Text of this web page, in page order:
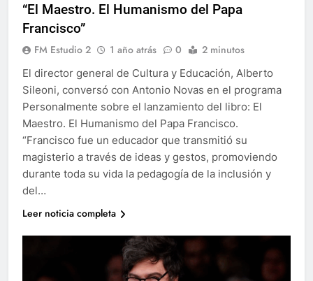
“El Maestro. El Humanismo del Papa
Francisco”
FM Estudio 2 1 año atrás 0 2 minutos
El director general de Cultura y Educación, Alberto
Sileoni, conversó con Antonio Novas en el programa
Personalmente sobre el lanzamiento del libro: El
Maestro. El Humanismo del Papa Francisco.
“Francisco fue un educador que transmitió su
magisterio a través de ideas y gestos, promoviendo
durante toda su vida la pedagogía de la inclusión y
del…
Leer noticia completa